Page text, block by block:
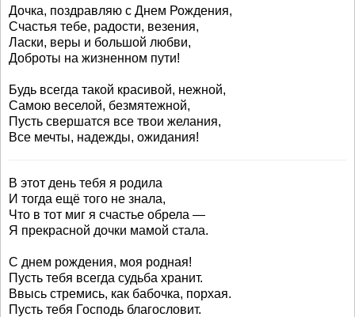
Дочка, поздравляю с Днем Рождения,
Счастья тебе, радости, везения,
Ласки, веры и большой любви,
Доброты на жизненном пути!
Будь всегда такой красивой, нежной,
Самою веселой, безмятежной,
Пусть свершатся все твои желания,
Все мечты, надежды, ожидания!
В этот день тебя я родила
И тогда ещё того не знала,
Что в тот миг я счастье обрела —
Я прекрасной дочки мамой стала.
С днем рождения, моя родная!
Пусть тебя всегда судьба хранит.
Ввысь стремись, как бабочка, порхая.
Пусть тебя Господь благословит.